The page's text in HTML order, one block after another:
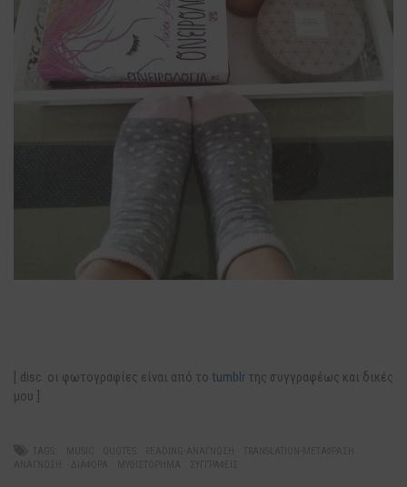
[ disc. οι φωτογραφίες είναι από το tumblr της συγγραφέως και δικές
μου ]